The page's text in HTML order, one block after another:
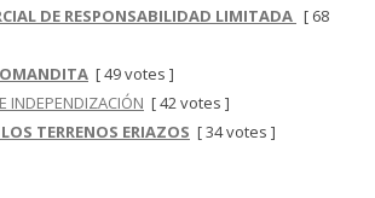
DE RESPONSABILIDAD LIMITADA [ 68
[ 49 votes ]
INDEPENDIZACIÓN [ 42 votes ]
TERRENOS ERIAZOS [ 34 votes ]